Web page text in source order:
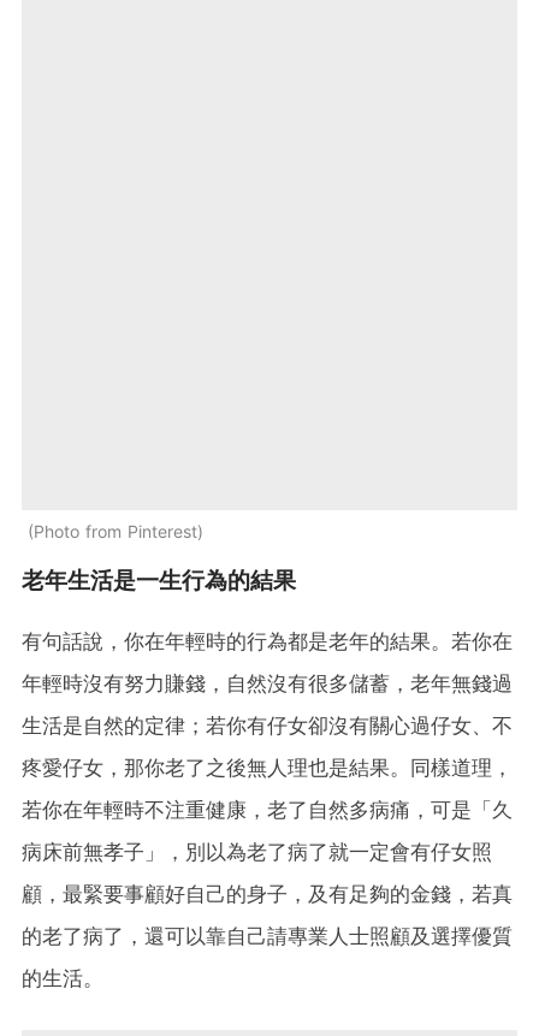
Photo from Pinterest
老年生活是一生行為的結果
有句話說，你在年輕時的行為都是老年的結果。若你在
年輕時沒有努力賺錢，自然沒有很多儲蓄，老年無錢過
生活是自然的定律；若你有仔女卻沒有關心過仔女、不
疼愛仔女，那你老了之後無人理也是結果。同樣道理，
若你在年輕時不注重健康，老了自然多病痛，可是「久
病床前無孝子」，別以為老了病了就一定會有仔女照
顧，最緊要事顧好自己的身子，及有足夠的金錢，若真
的老了病了，還可以靠自己請專業人士照顧及選擇優質
的生活。